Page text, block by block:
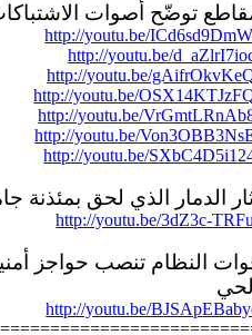
توضّح أصوات
http://youtu.be/
http://youtu.be/
http://youtu.be/
http://youtu.be/
http://youtu.be/
http://youtu.be/
http://youtu.be/
الدمار الذي لحق
http://youtu.be/3dZ3c-
النظام تنصب حواجز
الحي
http://youtu.be/